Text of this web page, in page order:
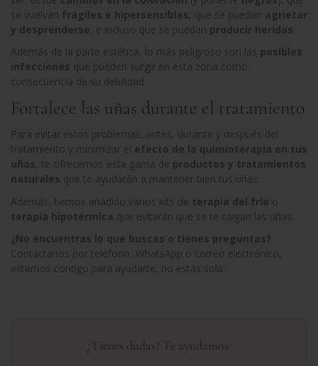
se vuelvan frágiles e hipersensibles , que se puedan agrietar
y desprenderse , e incluso que se puedan producir heridas
Además de la parte estética, lo más peligroso son las posibles
infecciones que pueden surgir en esta zona como
consecuencia de su debilidad.
Fortalece las uñas durante el tratamiento
Para evitar estos problemas, antes, durante y después del
tratamiento y minimizar el efecto de la quimioterapia en tus
uñas, te ofrecemos esta gama de productos y tratamientos
naturales que te ayudarán a mantener bien tus uñas.
Además, hemos añadido varios kits de terapia del frío o
terapia hipotérmica que evitarán que se te caigan las uñas.
¿No encuentras lo que buscas o tienes preguntas?
Contáctanos por teléfono, WhatsApp o correo electrónico,
estamos contigo para ayudarte, no estás sola.
¿Tienes dudas? Te ayudamos.